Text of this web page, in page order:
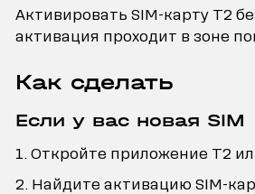
Активировать SIM-карту T2
активация проходит в зоне
Как сделать
Если у вас новая SIM
Откройте приложение T2
Найдите активацию SIM-